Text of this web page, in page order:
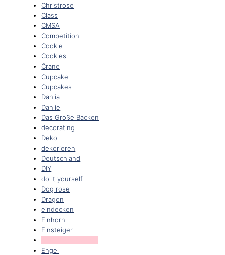
Christrose
Class
CMSA
Competition
Cookie
Cookies
Crane
Cupcake
Cupcakes
Dahlia
Dahlie
Das Große Backen
decorating
Deko
dekorieren
Deutschland
DIY
do it yourself
Dog rose
Dragon
eindecken
Einhorn
Einsteiger
Engel